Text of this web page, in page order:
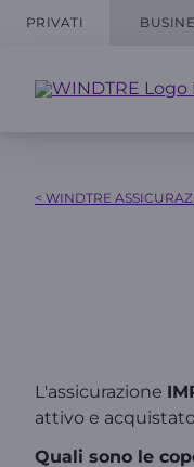
PRIVATI
< WINDTRE
L'assicurazione
attivo e
Quali sono le